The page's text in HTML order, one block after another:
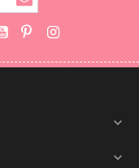
expand_more
expand_more